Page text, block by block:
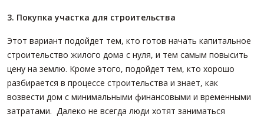
3. Покупка участка для строительства
Этот вариант подойдет тем, кто готов начать капитальное
строительство жилого дома с нуля, и тем самым повысить
цену на землю. Кроме этого, подойдет тем, кто хорошо
разбирается в процессе строительства и знает, как
возвести дом с минимальными финансовыми и временными
затратами. Далеко не всегда люди хотят заниматься